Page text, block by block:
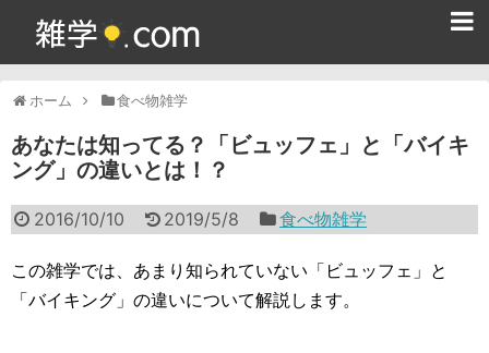
ホーム 食べ物雑学
あなたは知ってる？「ビュッフェ」と「バイキ
ング」の違いとは！？
2016/10/10 2019/5/8 食べ物雑学
この雑学では、あまり知られていない「ビュッフェ」と
「バイキング」の違いについて解説します。
365日雑学カレンダー
面白い雑学
ためになる雑学